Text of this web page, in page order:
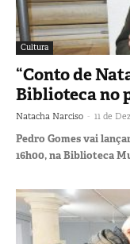
Cultura
“Conto de
Biblioteca no
Natacha Narciso - 11 de
Pedro Gomes vai
16h00, na Biblioteca